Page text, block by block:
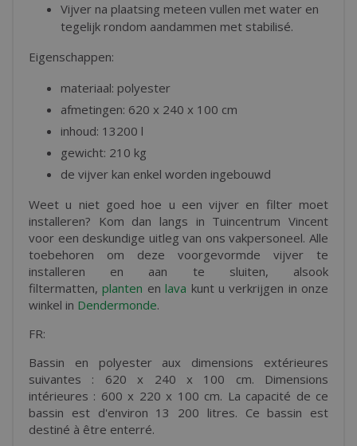
Vijver na plaatsing meteen vullen met water en
tegelijk rondom aandammen met stabilisé.
Eigenschappen:
materiaal: polyester
afmetingen: 620 x 240 x 100 cm
inhoud: 13200 l
gewicht: 210 kg
de vijver kan enkel worden ingebouwd
Weet u niet goed hoe u een vijver en filter moet
installeren? Kom dan langs in Tuincentrum Vincent
voor een deskundige uitleg van ons vakpersoneel. Alle
toebehoren om deze voorgevormde vijver te
installeren en aan te sluiten, alsook
filtermatten,planten enlava kunt u verkrijgen in onze
winkel in Dendermonde.
FR:
Bassin en polyester aux dimensions extérieures
suivantes : 620 x 240 x 100 cm. Dimensions
intérieures : 600 x 220 x 100 cm. La capacité de ce
bassin est d'environ 13 200 litres. Ce bassin est
destiné à être enterré.